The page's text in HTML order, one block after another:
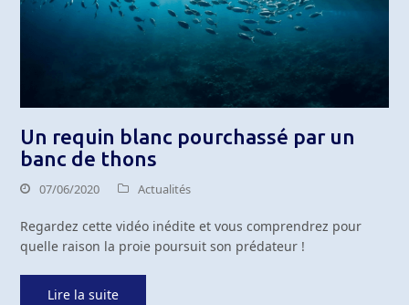
Un requin blanc pourchassé par un
banc de thons
07/06/2020 Actualités
Regardez cette vidéo inédite et vous comprendrez pour
quelle raison la proie poursuit son prédateur !
Lire la suite